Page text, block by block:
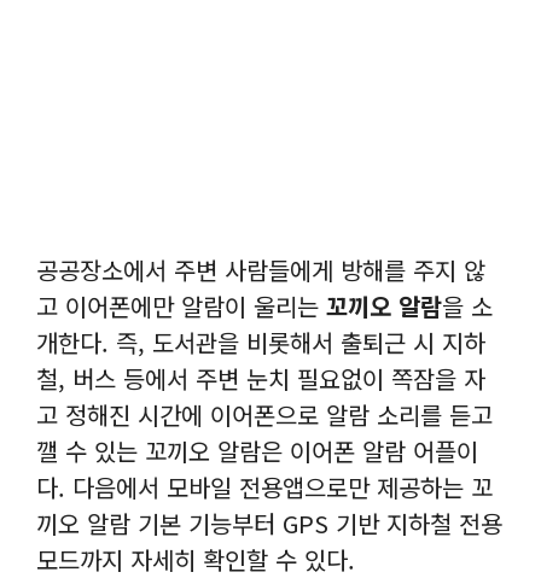
공공장소에서 주변 사람들에게 방해를 주지 않
고 이어폰에만 알람이 울리는 꼬끼오 알람을 소
개한다. 즉, 도서관을 비롯해서 출퇴근 시 지하
철, 버스 등에서 주변 눈치 필요없이 쪽잠을 자
고 정해진 시간에 이어폰으로 알람 소리를 듣고
깰 수 있는 꼬끼오 알람은 이어폰 알람 어플이
다. 다음에서 모바일 전용앱으로만 제공하는 꼬
끼오 알람 기본 기능부터 GPS 기반 지하철 전용
모드까지 자세히 확인할 수 있다.